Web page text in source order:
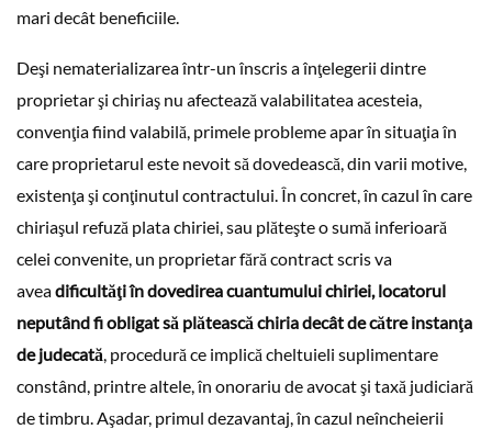
mari decât beneficiile.
Deşi nematerializarea într-un înscris a înţelegerii dintre
proprietar şi chiriaş nu afectează valabilitatea acesteia,
convenţia fiind valabilă, primele probleme apar în situaţia în
care proprietarul este nevoit să dovedească, din varii motive,
existenţa şi conţinutul contractului. În concret, în cazul în care
chiriaşul refuză plata chiriei, sau plăteşte o sumă inferioară
celei convenite, un proprietar fără contract scris va
aveadificultăţi în dovedirea cuantumului chiriei, locatorul
neputând fi obligat să plătească chiria decât de către instanţa
de judecată, procedură ce implică cheltuieli suplimentare
constând, printre altele, în onorariu de avocat şi taxă judiciară
de timbru. Aşadar, primul dezavantaj, în cazul neîncheierii